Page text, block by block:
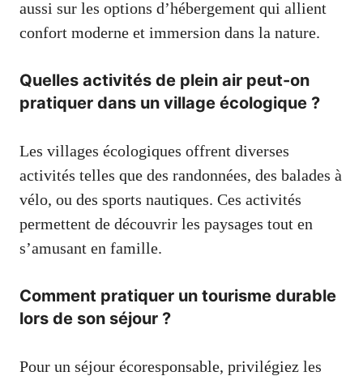
aussi sur les options d’hébergement qui allient
confort moderne et immersion dans la nature.
Quelles activités de plein air peut-on
pratiquer dans un village écologique ?
Les villages écologiques offrent diverses
activités telles que des randonnées, des balades à
vélo, ou des sports nautiques. Ces activités
permettent de découvrir les paysages tout en
s’amusant en famille.
Comment pratiquer un tourisme durable
lors de son séjour ?
Pour un séjour écoresponsable, privilégiez les